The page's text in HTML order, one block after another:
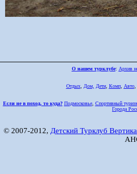
О нашем турклубе: Архив
Отдых, Дом, Дети, Комп, Авто,
Если не в поход, то куда? Подмосковье, Спортивный
Города
© 2007-2012, Детский Турклуб